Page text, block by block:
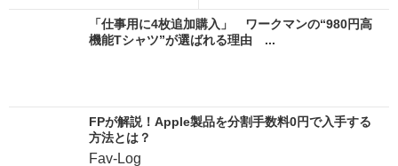
「仕事用に4枚追加購入」 ワークマンの“980円高
機能Tシャツ”が選ばれる理由 ...
FPが解説！Apple製品を分割手数料0円で入手する
方法とは？
Fav-Log